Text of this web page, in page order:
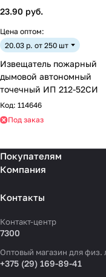
23.90 руб.
Цена оптом:
20.03 р. от 250 шт
Извещатель пожарный
дымовой автономный
точечный ИП 212-52СИ
Код: 114646
Под заказ
Покупателям
Компания
Контакты
Контакт-центр
7300
Оптовый магазин для физ.
+375 (29) 169-89-41